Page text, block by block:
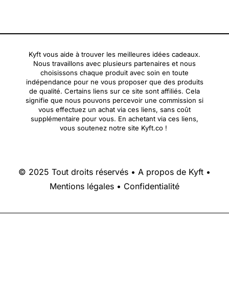
Kyft vous aide à trouver les meilleures idées cadeaux.
Nous travaillons avec plusieurs partenaires et nous
choisissons chaque produit avec soin en toute
indépendance pour ne vous proposer que des produits
de qualité. Certains liens sur ce site sont affiliés. Cela
signifie que nous pouvons percevoir une commission si
vous effectuez un achat via ces liens, sans coût
supplémentaire pour vous. En achetant via ces liens,
vous soutenez notre site Kyft.co !
© 2025 Tout droits réservés • A propos de Kyft •
Mentions légales • Confidentialité